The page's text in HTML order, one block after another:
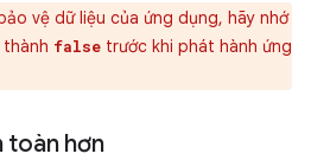
vệ dữ liệu của ứng dụng, hãy nhớ
thành false trước khi phát hành ứng
toàn hơn